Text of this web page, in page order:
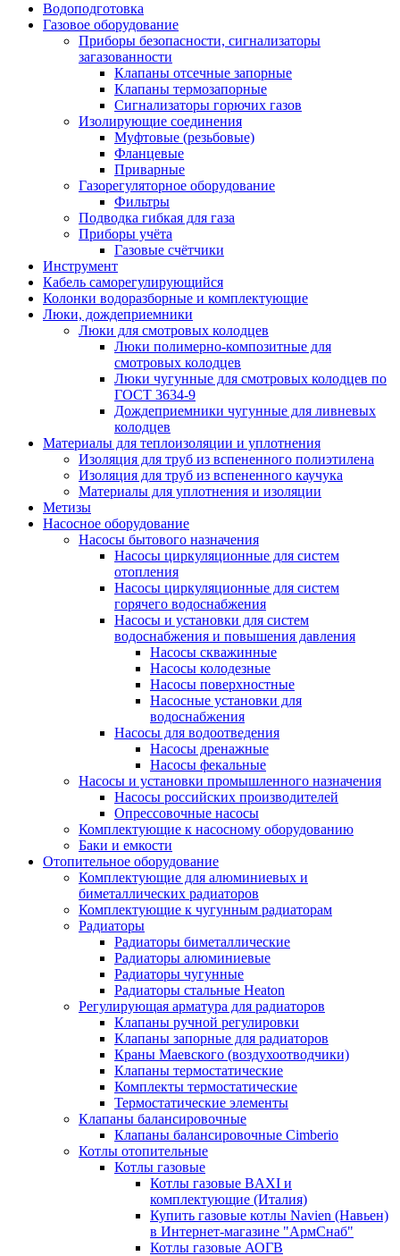
Водоподготовка
Газовое оборудование
Приборы безопасности, сигнализаторы
загазованности
Клапаны отсечные запорные
Клапаны термозапорные
Сигнализаторы горючих газов
Изолирующие соединения
Муфтовые (резьбовые)
Фланцевые
Приварные
Газорегуляторное оборудование
Фильтры
Подводка гибкая для газа
Приборы учёта
Газовые счётчики
Инструмент
Кабель саморегулирующийся
Колонки водоразборные и комплектующие
Люки, дождеприемники
Люки для смотровых колодцев
Люки полимерно-композитные для
смотровых колодцев
Люки чугунные для смотровых колодцев по
ГОСТ 3634-9
Дождеприемники чугунные для ливневых
колодцев
Материалы для теплоизоляции и уплотнения
Изоляция для труб из вспененного полиэтилена
Изоляция для труб из вспененного каучука
Материалы для уплотнения и изоляции
Метизы
Насосное оборудование
Насосы бытового назначения
Насосы циркуляционные для систем
отопления
Насосы циркуляционные для систем
горячего водоснабжения
Насосы и установки для систем
водоснабжения и повышения давления
Насосы скважинные
Насосы колодезные
Насосы поверхностные
Насосные установки для
водоснабжения
Насосы для водоотведения
Насосы дренажные
Насосы фекальные
Насосы и установки промышленного назначения
Насосы российских производителей
Опрессовочные насосы
Комплектующие к насосному оборудованию
Баки и емкости
Отопительное оборудование
Комплектующие для алюминиевых и
биметаллических радиаторов
Комплектующие к чугунным радиаторам
Радиаторы
Радиаторы биметаллические
Радиаторы алюминиевые
Радиаторы чугунные
Радиаторы стальные Heaton
Регулирующая арматура для радиаторов
Клапаны ручной регулировки
Клапаны запорные для радиаторов
Краны Маевского (воздухоотводчики)
Клапаны термостатические
Комплекты термостатические
Термостатические элементы
Клапаны балансировочные
Клапаны балансировочные Cimberio
Котлы отопительные
Котлы газовые
Котлы газовые BAXI и
комплектующие (Италия)
Купить газовые котлы Navien (Навьен)
в Интернет-магазине "АрмСнаб"
Котлы газовые АОГВ